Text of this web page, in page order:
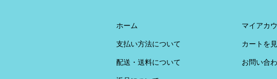
ホーム
支払い方法について
配送・送料について
マイアカ
カートを
お問い合